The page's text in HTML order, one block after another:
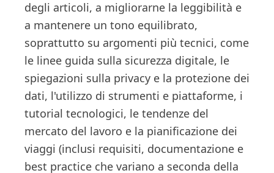
degli articoli, a migliorarne la leggibilità e
a mantenere un tono equilibrato,
soprattutto su argomenti più tecnici, come
le linee guida sulla sicurezza digitale, le
spiegazioni sulla privacy e la protezione dei
dati, l'utilizzo di strumenti e piattaforme, i
tutorial tecnologici, le tendenze del
mercato del lavoro e la pianificazione dei
viaggi (inclusi requisiti, documentazione e
best practice che variano a seconda della